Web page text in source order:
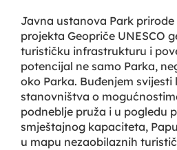
Javna ustanova Park
projekta Geopriče UNESCO
turističku infrastrukturu i
potencijal ne samo Parka,
oko Parka. Buđenjem svijesti
stanovništva o
podneblje pruža i u pogledu
smještajnog kapaciteta,
u mapu nezaobilaznih